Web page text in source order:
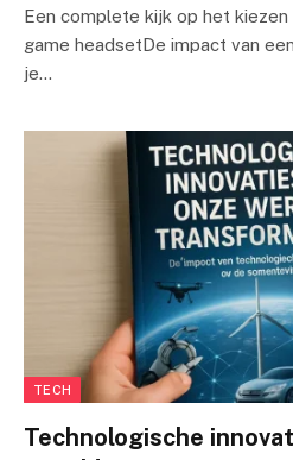
Een complete kijk op het kiezen
game headsetDe impact van
je…
TECH
Technologische